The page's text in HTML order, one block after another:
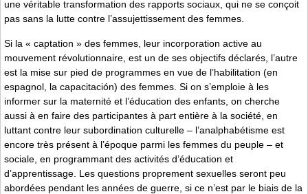
une véritable transformation des rapports sociaux, qui ne se conçoit
pas sans la lutte contre l’assujettissement des femmes.
Si la « captation » des femmes, leur incorporation active au
mouvement révolutionnaire, est un de ses objectifs déclarés, l’autre
est la mise sur pied de programmes en vue de l’habilitation (en
espagnol, la capacitación) des femmes. Si on s’emploie à les
informer sur la maternité et l’éducation des enfants, on cherche
aussi à en faire des participantes à part entière à la société, en
luttant contre leur subordination culturelle – l’analphabétisme est
encore très présent à l’époque parmi les femmes du peuple – et
sociale, en programmant des activités d’éducation et
d’apprentissage. Les questions proprement sexuelles seront peu
abordées pendant les années de guerre, si ce n’est par le biais de la